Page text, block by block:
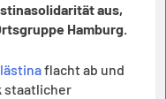
aus,
Hamburg.
flacht ab und
staatlicher